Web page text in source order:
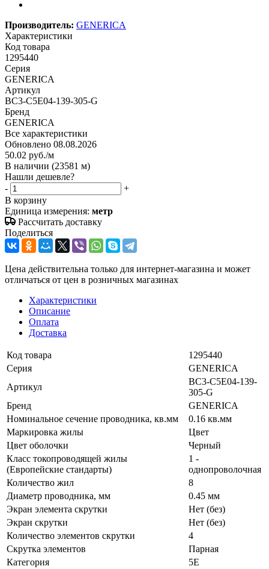
Производитель: GENERICA
Характеристики
Код товара
1295440
Серия
GENERICA
Артикул
BC3-C5E04-139-305-G
Бренд
GENERICA
Все характеристики
Обновлено 08.08.2026
50.02 руб./м
В наличии (23581 м)
Нашли дешевле?
-
+
В корзину
Единица измерения: метр
Рассчитать доставку
Поделиться
Цена действительна только для интернет-магазина и может
отличаться от цен в розничных магазинах
Характеристики
Описание
Оплата
Доставка
Код товара
1295440
Серия
GENERICA
Артикул
BC3-C5E04-139-
305-G
Бренд
GENERICA
Номинальное сечение проводника, кв.мм
0.16 кв.мм
Маркировка жилы
Цвет
Цвет оболочки
Черный
Класс токопроводящей жилы
(Европейские стандарты)
1 -
однопроволочная
Количество жил
8
Диаметр проводника, мм
0.45 мм
Экран элемента скрутки
Нет (без)
Экран скрутки
Нет (без)
Количество элементов скрутки
4
Скрутка элементов
Парная
Категория
5E